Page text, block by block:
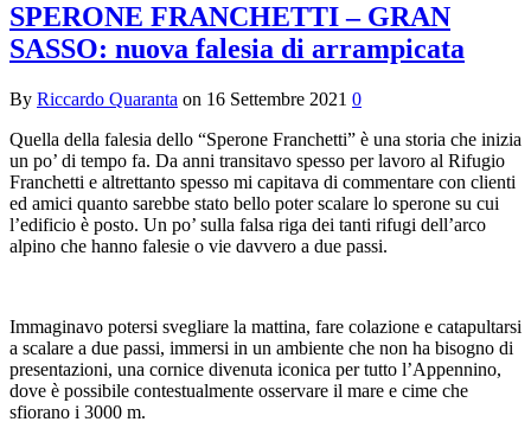
SPERONE FRANCHETTI – GRAN
SASSO: nuova falesia di arrampicata
By Riccardo Quaranta on 16 Settembre 2021 0
Quella della falesia dello “Sperone Franchetti” è una storia che inizia
un po’ di tempo fa. Da anni transitavo spesso per lavoro al Rifugio
Franchetti e altrettanto spesso mi capitava di commentare con clienti
ed amici quanto sarebbe stato bello poter scalare lo sperone su cui
l’edificio è posto. Un po’ sulla falsa riga dei tanti rifugi dell’arco
alpino che hanno falesie o vie davvero a due passi.
Immaginavo potersi svegliare la mattina, fare colazione e catapultarsi
a scalare a due passi, immersi in un ambiente che non ha bisogno di
presentazioni, una cornice divenuta iconica per tutto l’Appennino,
dove è possibile contestualmente osservare il mare e cime che
sfiorano i 3000 m.